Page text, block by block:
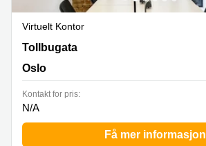
Virtuelt Kontor
Tollbugata 8, Oslo
Tollbugata
Oslo
Kontakt for pris:
N/A
Få mer informasjon